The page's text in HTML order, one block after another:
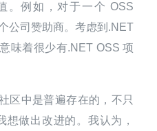
。例如，对于一个 OSS
公司赞助商。考虑到.NET
味着很少有.NET OSS 项
区中是普遍存在的，不只
想做出改进的。我认为，